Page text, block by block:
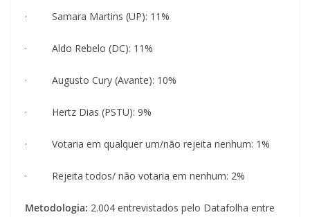
· Samara Martins (UP): 11%
· Aldo Rebelo (DC): 11%
· Augusto Cury (Avante): 10%
· Hertz Dias (PSTU): 9%
· Votaria em qualquer um/não rejeita nenhum: 1%
· Rejeita todos/ não votaria em nenhum: 2%
Metodologia: 2.004 entrevistados pelo Datafolha entre